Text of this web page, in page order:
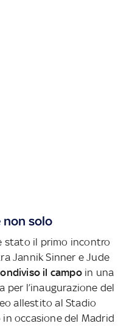
non solo
stato il primo incontro
Jannik Sinner e Jude
il campoin una
per l’inaugurazione del
allestito al Stadio
in occasione del Madrid